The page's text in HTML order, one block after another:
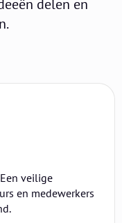
delen en
veilige
en medewerkers